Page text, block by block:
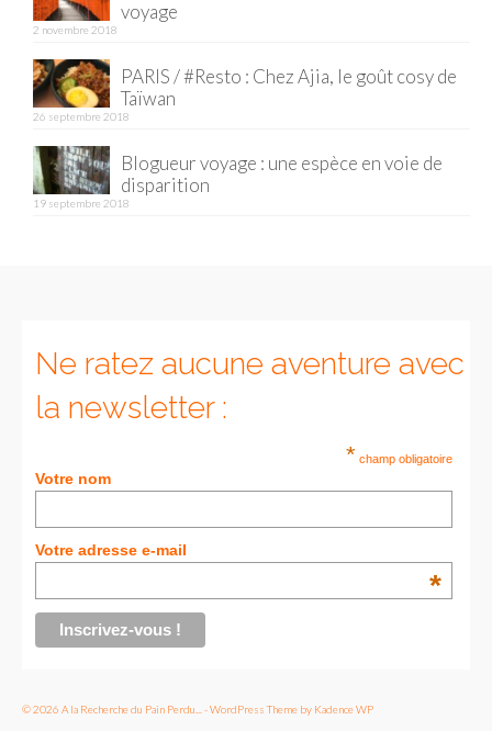
voyage
2 novembre 2018
PARIS / #Resto : Chez Ajia, le goût cosy de
Taïwan
26 septembre 2018
Blogueur voyage : une espèce en voie de
disparition
19 septembre 2018
Ne ratez aucune aventure avec
la newsletter :
* champ obligatoire
Votre nom
Votre adresse e-mail
*
© 2026 A la Recherche du Pain Perdu... - WordPress Theme by Kadence WP